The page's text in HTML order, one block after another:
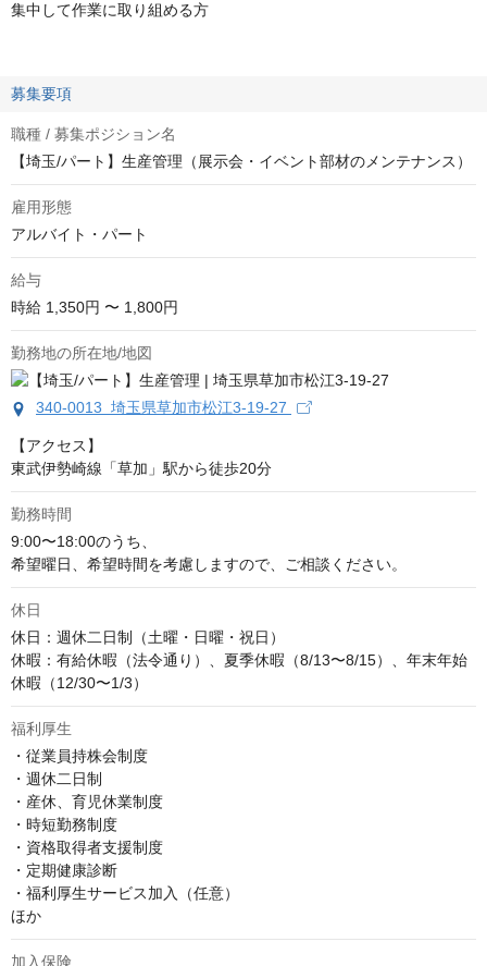
集中して作業に取り組める方
募集要項
職種 / 募集ポジション名
【埼玉/パート】生産管理（展示会・イベント部材のメンテナンス）
雇用形態
アルバイト・パート
給与
時給 1,350円 〜 1,800円
勤務地の所在地/地図
340-0013 埼玉県草加市松江3‐19‐27
【アクセス】
東武伊勢崎線「草加」駅から徒歩20分
勤務時間
9:00〜18:00のうち、
希望曜日、希望時間を考慮しますので、ご相談ください。
休日
休日：週休二日制（土曜・日曜・祝日）
休暇：有給休暇（法令通り）、夏季休暇（8/13〜8/15）、年末年始
休暇（12/30〜1/3）
福利厚生
・従業員持株会制度
・週休二日制
・産休、育児休業制度
・時短勤務制度
・資格取得者支援制度
・定期健康診断
・福利厚生サービス加入（任意）
ほか
加入保険